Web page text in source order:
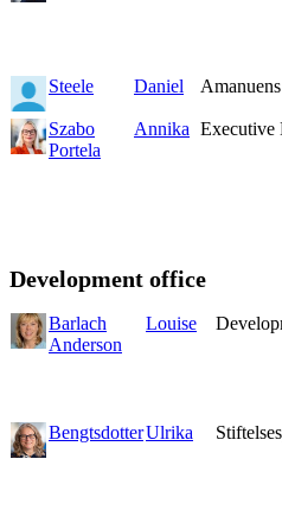
Steele Daniel Amanuens
Szabo
Portela
Annika Executive
Development office
Barlach
Anderson
Louise
BengtsdotterUlrika